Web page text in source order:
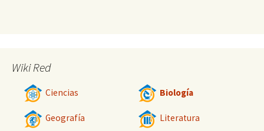
Wiki Red
Ciencias Biología
Geografía Literatura